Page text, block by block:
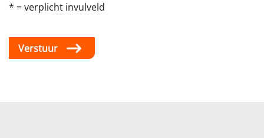
* = verplicht invulveld
Verstuur